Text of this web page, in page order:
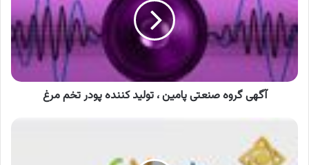
پامین
،
تولید
کننده
پودر
تخم
آگهی گروه صنعتی پامین ، تولید کننده پودر تخم مرغ
صادرات